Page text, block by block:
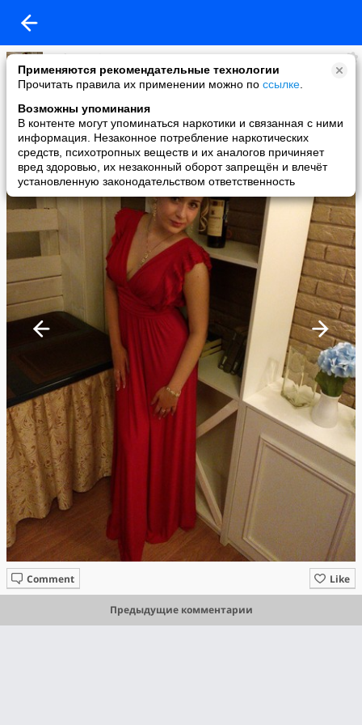
Применяются рекомендательные технологии
Прочитать правила их применении можно по ссылке
Возможны упоминания
В контенте могут упоминаться наркотики и связанная с ними
информация. Незаконное потребление наркотических
средств, психотропных веществ и их аналогов причиняет
вред здоровью, их незаконный оборот запрещён и влечёт
установленную законодательством ответственность
Tatka Fomina
added a photo
28 Jul в 21:34
Like
Comment
Предыдущие комментарии